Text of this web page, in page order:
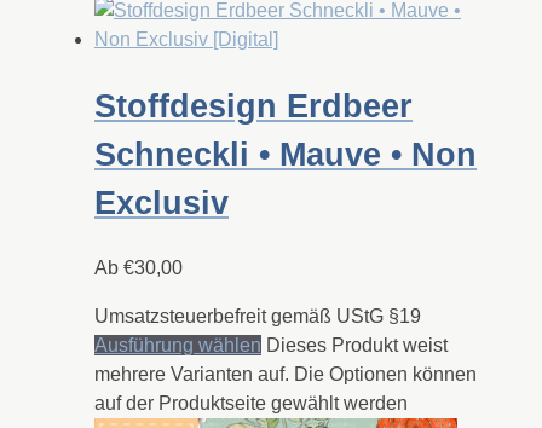
Stoffdesign Erdbeer
Schneckli • Mauve • Non
Exclusiv
Ab €30,00
Umsatzsteuerbefreit gemäß UStG §19
Ausführung wählen Dieses Produkt weist
mehrere Varianten auf. Die Optionen können
auf der Produktseite gewählt werden